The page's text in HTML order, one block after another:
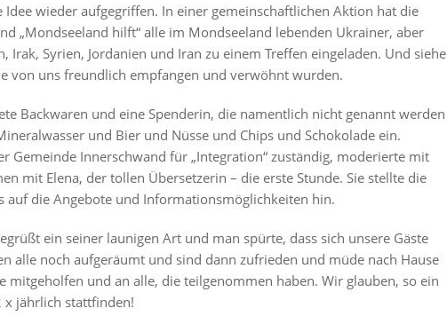
Idee wieder aufgegriffen. In einer gemeinschaftlichen Aktion hat die
„Mondseeland hilft“ alle im Mondseeland lebenden Ukrainer, aber
Irak, Syrien, Jordanien und Iran zu einem Treffen eingeladen. Und siehe
von uns freundlich empfangen und verwöhnt wurden.
Backwaren und eine Spenderin, die namentlich nicht genannt werden
und Bier und Nüsse und Chips und Schokolade ein.
Gemeinde Innerschwand für „Integration“ zuständig, moderierte mit
mit Elena, der tollen Übersetzerin – die erste Stunde. Sie stellte die
auf die Angebote und Informationsmöglichkeiten hin.
ein seiner launigen Art und man spürte, dass sich unsere Gäste
alle noch aufgeräumt und sind dann zufrieden und müde nach Hause
mitgeholfen und an alle, die teilgenommen haben. Wir glauben, so ein
x jährlich stattfinden!